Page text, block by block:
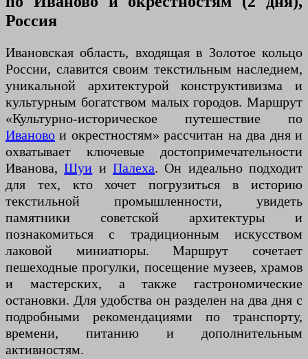
Россия
Ивановская область, входящая в Золотое кольцо
России, славится своим текстильным наследием,
уникальной архитектурой конструктивизма и
культурным богатством малых городов. Маршрут
«Культурно-историческое путешествие по
Иваново и окрестностям» рассчитан на два дня и
охватывает ключевые достопримечательности
Иванова,Шуи иПалеха. Он идеально подходит
для тех, кто хочет погрузиться в историю
текстильной промышленности, увидеть
памятники советской архитектуры и
познакомиться с традиционным искусством
лаковой миниатюры. Маршрут сочетает
пешеходные прогулки, посещение музеев, храмов
и мастерских, а также гастрономические
остановки. Для удобства он разделен на два дня с
подробными рекомендациями по транспорту,
времени, питанию и дополнительным
активностям.